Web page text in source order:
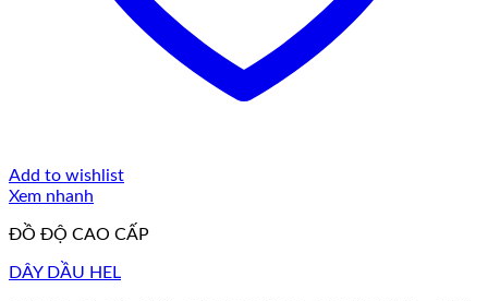
Add to wishlist
Xem nhanh
ĐỒ ĐỘ CAO CẤP
DÂY DẦU HEL